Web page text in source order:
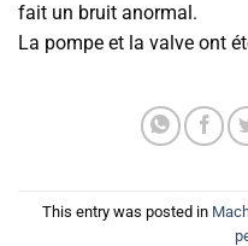
fait un bruit anormal.
La pompe et la valve ont
This entry was posted in